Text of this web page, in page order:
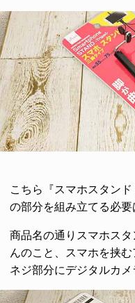
こちら『スマホスタン
の部分を組み立てる必要
商品名の通りスマホス
んのこと、スマホを挟
ネジ部分にデジタルカメ